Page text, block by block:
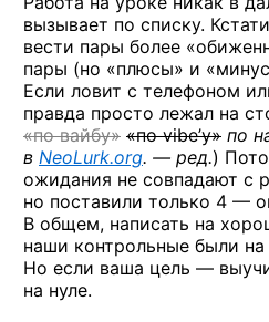
вызывает по списку.
вести пары более
пары (но «плюсы» и
Если ловит с телефоном
правда просто лежал на
«по вайбу» «по vibe’у» по
в NeoLurk.org. — ред.)
ожидания не совпадают с
но поставили только 4 —
В общем, написать на
наши контрольные были на
Но если ваша цель —
на нуле.